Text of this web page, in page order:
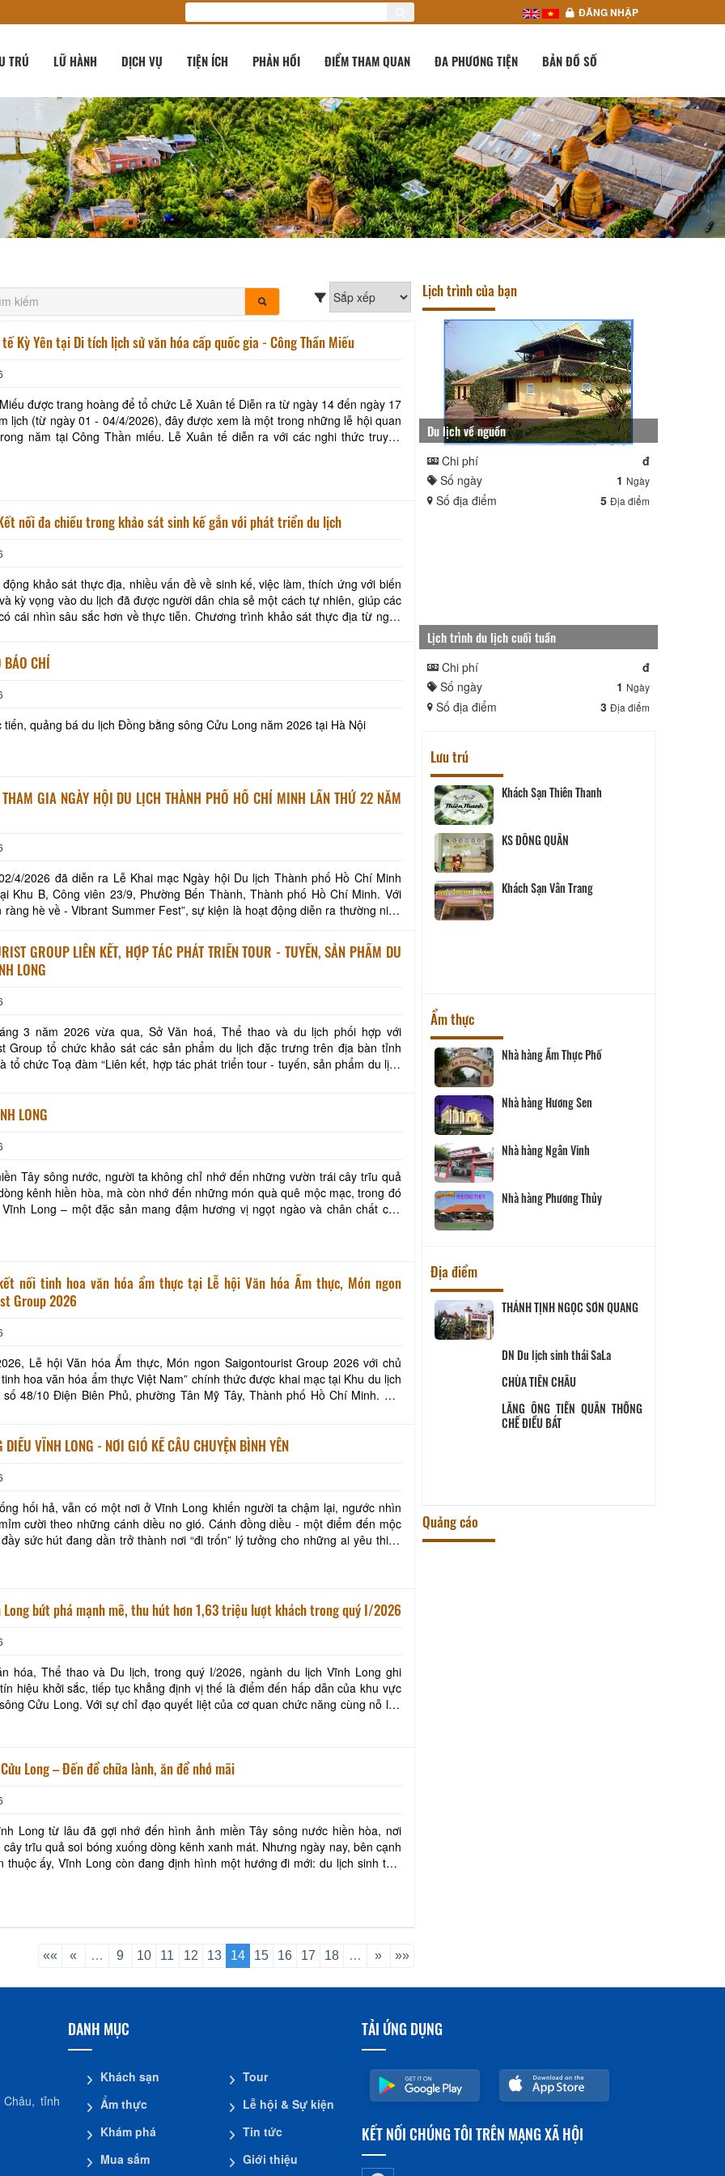
ĐĂNG NHẬP
TRÚ LỮ HÀNH DỊCH VỤ TIỆN ÍCH PHẢN HỒI ĐIỂM THAM QUAN ĐA PHƯƠNG TIỆN BẢN ĐỒ SỐ
tế Kỳ Yên tại Di tích lịch sử văn hóa cấp quốc gia - Công Thần Miếu
được trang hoàng để tổ chức Lễ Xuân tế Diễn ra từ ngày 14 đến ngày 17
lịch (từ ngày 01 - 04/4/2026), đây được xem là một trong những lễ hội quan
năm tại Công Thần miếu. Lễ Xuân tế diễn ra với các nghi thức truyền
nối đa chiều trong khảo sát sinh kế gắn với phát triển du lịch
khảo sát thực địa, nhiều vấn đề về sinh kế, việc làm, thích ứng với biến
kỳ vọng vào du lịch đã được người dân chia sẻ một cách tự nhiên, giúp các
sâu sắc hơn về thực tiễn. Chương trình khảo sát thực địa từ ngày
BÁO CHÍ
tiến, quảng bá du lịch Đồng bằng sông Cửu Long năm 2026 tại Hà Nội
GIA NGÀY HỘI DU LỊCH THÀNH PHỐ HỒ CHÍ MINH LẦN THỨ 22 NĂM
4/2026 đã diễn ra Lễ Khai mạc Ngày hội Du lịch Thành phố Hồ Chí Minh
Khu B, Công viên 23/9, Phường Bến Thành, Thành phố Hồ Chí Minh. Với
ràng hè về - Vibrant Summer Fest”, sự kiện là hoạt động diễn ra thường niên
GROUP LIÊN KẾT, HỢP TÁC PHÁT TRIỂN TOUR - TUYẾN, SẢN PHẨM DU
LONG
3 năm 2026 vừa qua, Sở Văn hoá, Thể thao và du lịch phối hợp với
Group tổ chức khảo sát các sản phẩm du lịch đặc trưng trên địa bàn tỉnh
tổ chức Toạ đàm “Liên kết, hợp tác phát triển tour - tuyến, sản phẩm du lịch
LONG
Tây sông nước, người ta không chỉ nhớ đến những vườn trái cây trĩu quả
kênh hiền hòa, mà còn nhớ đến những món quà quê mộc mạc, trong đó
Long – một đặc sản mang đậm hương vị ngọt ngào và chân chất của
văn hóa ẩm thực tại Lễ hội Văn hóa Ẩm thực, Món ngon
Group 2026
Lễ hội Văn hóa Ẩm thực, Món ngon Saigontourist Group 2026 với chủ
hoa văn hóa ẩm thực Việt Nam” chính thức được khai mạc tại Khu du lịch
48/10 Điện Biên Phủ, phường Tân Mỹ Tây, Thành phố Hồ Chí Minh. Dịp
DIỀU VĨNH LONG - NƠI GIÓ KỂ CÂU CHUYỆN BÌNH YÊN
hối hả, vẫn có một nơi ở Vĩnh Long khiến người ta chậm lại, ngước nhìn
cười theo những cánh diều no gió. Cánh đồng diều - một điểm đến mộc
sức hút đang dần trở thành nơi “đi trốn” lý tưởng cho những ai yêu thiên
Du lịch Vĩnh Long bứt phá mạnh mẽ, thu hút hơn 1,63 triệu lượt khách trong quý I/2026
hóa, Thể thao và Du lịch, trong quý I/2026, ngành du lịch Vĩnh Long ghi
hiệu khởi sắc, tiếp tục khẳng định vị thế là điểm đến hấp dẫn của khu vực
Cửu Long. Với sự chỉ đạo quyết liệt của cơ quan chức năng cùng nỗ lực
Long – Đến để chữa lành, ăn để nhớ mãi
Long từ lâu đã gợi nhớ đến hình ảnh miền Tây sông nước hiền hòa, nơi
trĩu quả soi bóng xuống dòng kênh xanh mát. Nhưng ngày nay, bên cạnh
thuộc ấy, Vĩnh Long còn đang định hình một hướng đi mới: du lịch sinh thái
«« « … 9 10 11 12 13 14 15 16 17 18 … » »»
Lịch trình của bạn
Du lịch về nguồn
Chi phí
đ
Số ngày
1 Ngày
Số địa điểm 5 Địa điểm
Lịch trình du lịch cuối tuần
Chi phí
đ
Số ngày
1 Ngày
Số địa điểm 3 Địa điểm
Lưu trú
Khách sạn Phước Thành IV
Khách sạn Cửu Long
Út Trinh Homestay
Ẩm thực
Nhà hàng Ẩm Thực Phố
Nhà hàng Phương Thủy
Tàu nhà hàng Sài Gòn - Vĩnh
Nhà hàng Song Thảo
Nhà hàng Thiên Tân
Nhà hàng Sáu Tú
Địa điểm
Khu lưu niệm Chủ tịch Hội đồng
KHU DU LỊCH VINH SANG
VĂN THÁNH MIẾU VĨNH LONG
Đình Tân Hoa
DN Du lịch sinh thái SaLa
CHÙA TIÊN CHÂU
LĂNG ÔNG TIỀN QUÂN THỐNG
CHÙA PHƯỚC HẬU
Cơ sở sản xuất và kinh doanh
Quảng cáo
tỉnh
DANH MỤC
Khách sạn
Ẩm thực
Khám phá
Mua sắm
Tour
Lễ hội & Sự kiện
Tin tức
Giới thiệu
TẢI ỨNG DỤNG
KẾT NỐI CHÚNG TÔI TRÊN MẠNG XÃ HỘI